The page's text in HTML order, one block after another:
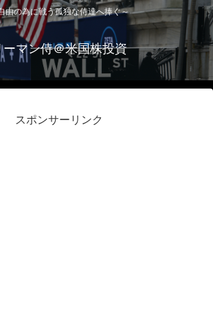
由の為に戦う孤独な侍達へ捧ぐ～
ーマン侍＠米国株投資
スポンサーリンク